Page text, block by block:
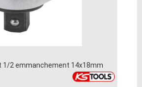
1/2 emmanchement 14x18mm